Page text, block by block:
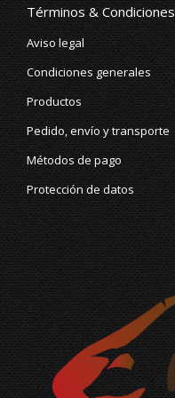
opens
in
new
window
opens
in
new
window
Términos & Condiciones
Aviso legal
Condiciones generales
Productos
Pedido, envío y transporte
Métodos de pago
Protección de datos